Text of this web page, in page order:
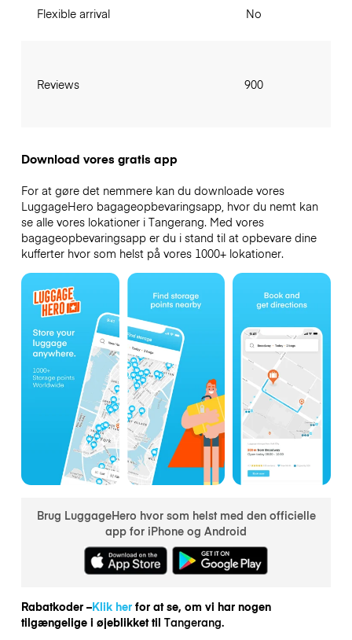
Flexible arrival
Reviews
No
900
Download vores gratis app
For at gøre det nemmere kan du downloade vores
LuggageHero bagageopbevaringsapp, hvor du nemt kan
se alle vores lokationer i Tangerang. Med vores
bagageopbevaringsapp er du i stand til at opbevare dine
kufferter hvor som helst på vores 1000+ lokationer.
Brug LuggageHero hvor som helst med den officielle
app for iPhone og Android
Rabatkoder –Klik herfor at se, om vi har nogen
tilgængelige i øjeblikket til Tangerang.